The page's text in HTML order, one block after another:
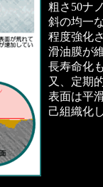
粗さ50ナ
斜の均一
程度強化
滑油膜が
長寿命化
又、定期
表面は平
己組織化